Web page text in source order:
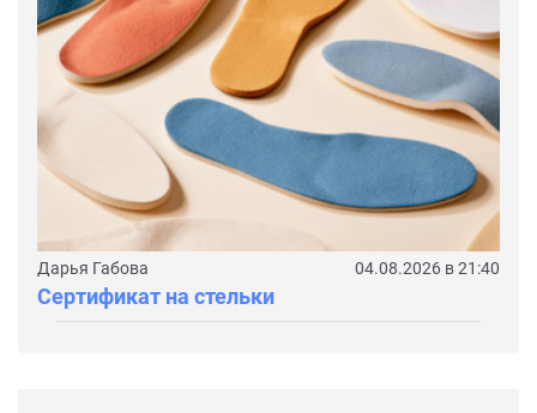
Дарья Габова 04.08.2026 в 21:40
Сертификат на стельки